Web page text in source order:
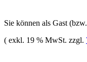
Sie können als Gast
( exkl. 19 % MwSt. zzgl.